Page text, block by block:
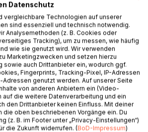
inneren Rückzug eines erschöpften
Datenschutz
vergleichbare Technologien auf unserer
sind essenziell und technisch notwendig.
Analysemethoden (z. B. Cookies oder
Tracking), um zu messen, wie häufig
wie sie genutzt wird. Wir verwenden
Marketingzwecken und setzen hierzu
sowie auch Drittanbieter ein, wodurch ggf.
Fingerprints, Tracking-Pixel, IP-Adressen
genutzt werden. Auf unserer Seite
von anderen Anbietern ein (Video-
auf die weitere Datenverarbeitung und ein
den Drittanbieter keinen Einfluss. Mit deiner
die oben beschriebenen Vorgänge ein. Du
(z. B. im Footer unter „Privacy-Einstellungen“)
die Zukunft widerrufen. (BoD-Impressum)